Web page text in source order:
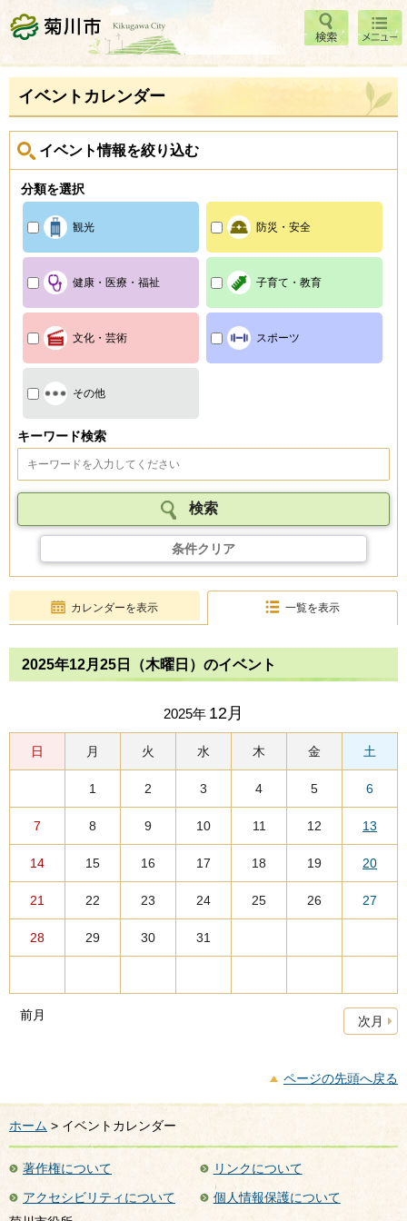
菊川市 検索
メニ
ュー
イベントカレンダー
イベント情報を絞り込む
分類を選択
観光 防災・安全
健康・医療・福祉 子育て・教育
文化・芸術 スポーツ
その他
キーワード検索
条件クリア
カレンダーを表示 一覧を表示
2025年12月25日（木曜日）のイベント
2025年 12月
日 月 火 水 木 金 土
1 2 3 4 5 6
7 8 9 10 11 12 13
14 15 16 17 18 19 20
21 22 23 24 25 26 27
28 29 30 31
前月 次月
ページの先頭へ戻る
ホーム > イベントカレンダー
著作権について
リンクについて
アクセシビリティについて
個人情報保護について